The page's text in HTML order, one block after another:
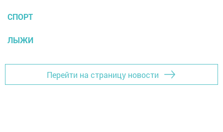
СПОРТ
ЛЫЖИ
Перейти на страницу новости